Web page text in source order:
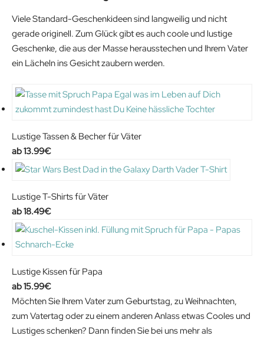
Viele Standard-Geschenkideen sind langweilig und nicht
gerade originell. Zum Glück gibt es auch coole und lustige
Geschenke, die aus der Masse herausstechen und Ihrem Vater
ein Lächeln ins Gesicht zaubern werden.
Lustige Tassen & Becher für Väter
13.99€
Lustige T-Shirts für Väter
18.49€
Lustige Kissen für Papa
15.99€
Möchten Sie Ihrem Vater zum Geburtstag, zu Weihnachten,
zum Vatertag oder zu einem anderen Anlass etwas Cooles und
Lustiges schenken? Dann finden Sie bei uns mehr als